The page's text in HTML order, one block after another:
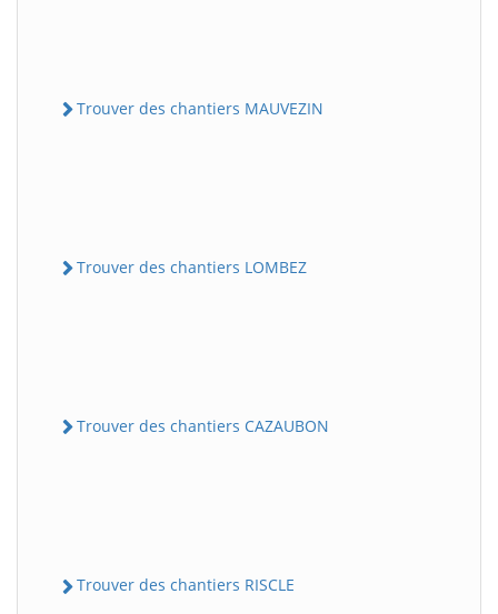
Trouver des chantiers MAUVEZIN
Trouver des chantiers LOMBEZ
Trouver des chantiers CAZAUBON
Trouver des chantiers RISCLE